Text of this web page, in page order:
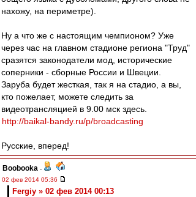
нахожу, на периметре).
Ну а что же с настоящим чемпионом? Уже
через час на главном стадионе региона "Труд"
сразятся законодатели мод, исторические
соперники - сборные России и Швеции.
Заруба будет жесткая, так я на стадио, а вы,
кто пожелает, можете следить за
видеотрансляцией в 9.00 мск здесь.
http://baikal-bandy.ru/p/broadcasting
Русские, вперед!
Boobooka -
02 фев 2014 05:36
Fergiy » 02 фев 2014 00:13